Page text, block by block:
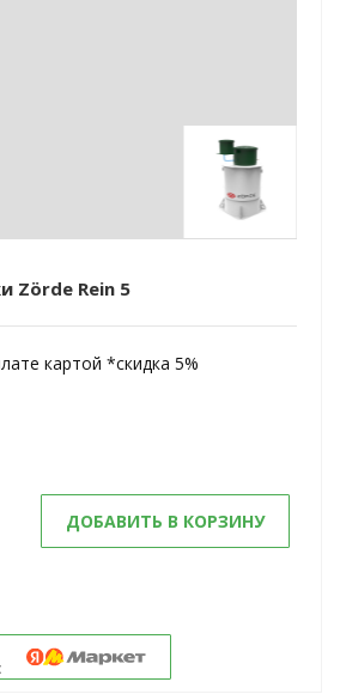
Zörde Rein 5
картой *скидка 5%
ДОБАВИТЬ В КОРЗИНУ